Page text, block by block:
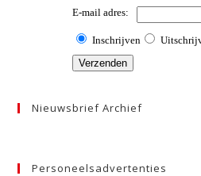
Nieuwsbrief Archief
Personeelsadvertenties